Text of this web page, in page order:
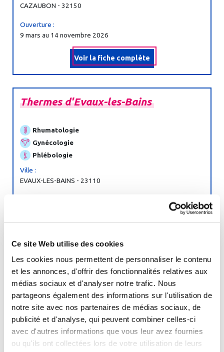
Ce site Web utilise des cookies
Les cookies nous permettent de personnaliser le contenu
et les annonces, d'offrir des fonctionnalités relatives aux
médias sociaux et d'analyser notre trafic. Nous
partageons également des informations sur l'utilisation de
notre site avec nos partenaires de médias sociaux, de
publicité et d'analyse, qui peuvent combiner celles-ci
avec d'autres informations que vous leur avez fournies
ou qu'ils ont collectées lors de votre utilisation de leurs
CAZAUBON - 32150
Ouverture :
9 mars au 14 novembre 2026
Voir la fiche complète
Thermesd'Evaux-les-Bains
Rhumatologie
Gynécologie
Phlébologie
Ville :
EVAUX-LES-BAINS - 23110
ThermesdeJonzac
Rhumatologie
Voies respiratoires
Phlébologie
Ville :